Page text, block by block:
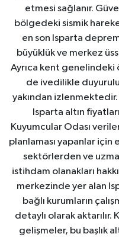
etmesi sağlanır.
bölgedeki sismik
en son Isparta
büyüklük ve merkez
Ayrıca kent genelindeki
de ivedilikle
yakından izlenmektedir.
Isparta altın
Kuyumcular Odası
planlaması yapanlar için
sektörlerden ve
istihdam olanakları
merkezinde yer alan
bağlı kurumların
detaylı olarak
gelişmeler, bu başlık